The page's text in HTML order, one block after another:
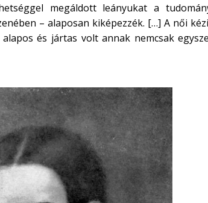
megáldott leányukat a
– alaposan kiképezzék. […] A női
és jártas volt annak nemcsak